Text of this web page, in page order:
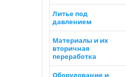
Литье под
давлением
Материалы и их
вторичная
переработка
Оборудование и